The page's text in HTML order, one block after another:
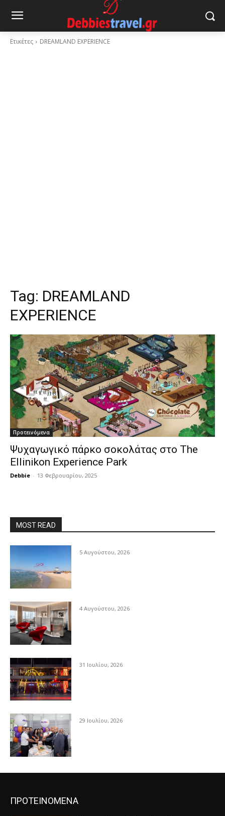
Ετικέτες DREAMLAND EXPERIENCE
Tag: DREAMLAND
EXPERIENCE
Προτεινόμενα
Ψυχαγωγικό πάρκο σοκολάτας στο The
Ellinikon Experience Park
Debbie - 13 Φεβρουαρίου, 2025
MOST READ
5 Αυγούστου, 2026
4 Αυγούστου, 2026
31 Ιουλίου, 2026
29 Ιουλίου, 2026
ΠΡΟΤΕΙΝΟΜΕΝΑ